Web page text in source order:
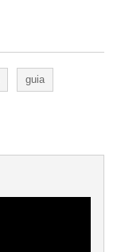
guia